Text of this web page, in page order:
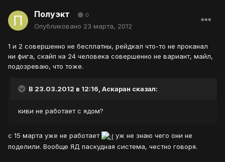
Полуэкт 0
Опубликовано 23 марта, 2012
1 и 2 совершенно не бесплатны, рейдкал что-то не проканал
ни фига, скайп на 24 человека совершенно не вариант, майл,
подозреваю, что тоже.
В 23.03.2012 в 12:16, Аскаран сказал:
киви не работает с ядом?
с 15 марта уже не работает
уж не знаю чего они не
поделили. Вообще ЯД паскудная система, честно говоря.